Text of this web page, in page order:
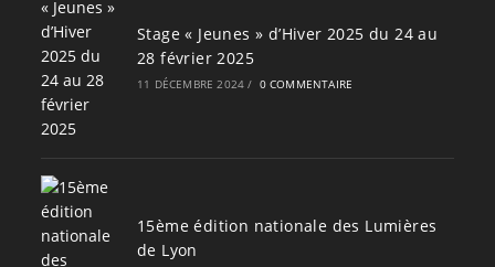
Stage « Jeunes » d’Hiver 2025 du 24 au
28 février 2025
11 DÉCEMBRE 2024 / 0 COMMENTAIRE
15ème édition nationale des Lumières
de Lyon